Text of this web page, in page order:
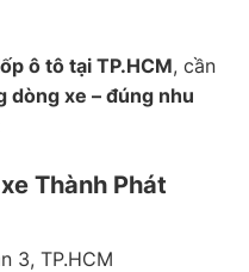
ô tô tại TP.HCM, cần
dòng xe – đúng nhu
Thành Phát
3, TP.HCM